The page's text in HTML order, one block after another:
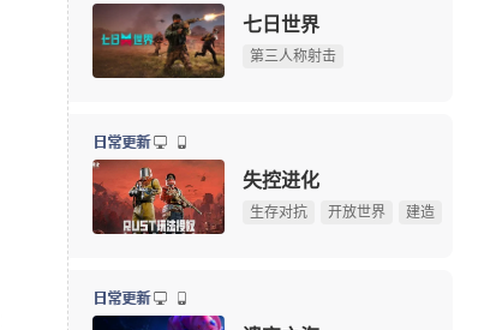
Krafto新作出征科隆展，《绝地求生》衍生FPS全球首
限定手办直接送！上海全新动漫献血屋8月7日开启抽
10大坐骑免费送！《魔兽世界》国服21周年庆典明日
游戏早报：腾讯《天堂M》开测，网易《诡影藏锋》新
《守望先锋》新英雄D.Mon亮相！D.Va昔日队友终于
暗黑4国服免费领本体最后一天！原价128元，今晚
【17173网游开服表】点击查看最新网游开服信息
游戏早报：外媒盛赞《抵抗者》 冒险岛怀旧服国际服
俄罗斯大雷美女cos《巫师3》叶奈法！波涛汹涌大方
七日世界
第三人称射击
日常更新
失控进化
生存对抗 开放世界 建造
日常更新